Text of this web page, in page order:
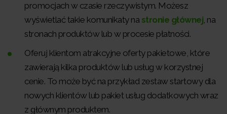
promocjach w czasie rzeczywistym. Możesz
wyświetlać takie komunikaty na stronie głównej, na
stronach produktów lub w procesie płatności.
Oferuj klientom atrakcyjne oferty pakietowe, które
zawierają kilka produktów lub usług w korzystnej
cenie. To może być na przykład zestaw startowy dla
nowych klientów lub pakiet usług dodatkowych wraz
z głównym produktem.